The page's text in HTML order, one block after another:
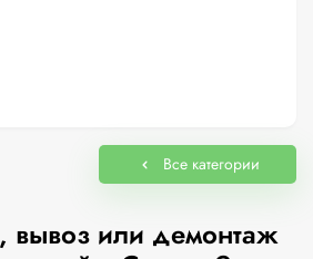
Все категории
вывоз или демонтаж